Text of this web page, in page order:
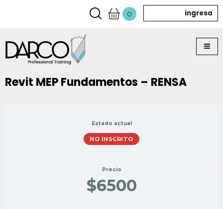
0 ingresa
Revit MEP Fundamentos – RENSA
Estado actual
NO INSCRITO
Precio
$6500